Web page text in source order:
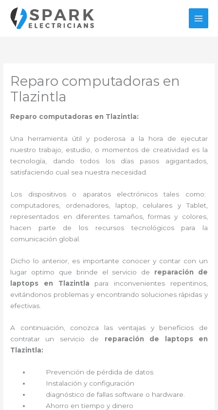
contenido
Reparo computadoras en
Tlazintla
Reparo computadoras en Tlazintla:
Una herramienta útil y poderosa a la hora de ejecutar
nuestro trabajo, estudio, o momentos de creatividad es la
tecnología, dando todos los días pasos agigantados,
satisfaciendo cual sea nuestra necesidad.
Los dispositivos o aparatos electrónicos tales como:
computadores, ordenadores, laptop, celulares y Tablet,
representados en diferentes tamaños, formas y colores,
hacen parte de los recursos tecnológicos para la
comunicación global.
Dicho lo anterior, es importante conocer y contar con un
lugar optimo que brinde el servicio de reparación de
laptops en Tlazintla para inconvenientes repentinos,
evitándonos problemas y encontrando soluciones rápidas y
efectivas.
A continuación, conozca las ventajas y beneficios de
contratar un servicio de reparación de laptops en
Tlazintla:
Prevención de pérdida de datos
Instalación y configuración
diagnóstico de fallas software o hardware
Ahorro en tiempo y dinero